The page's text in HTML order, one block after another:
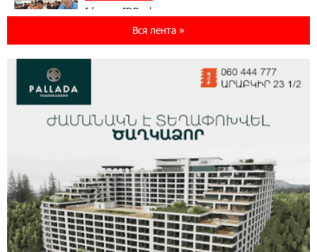
Idram и IDBank - рядом со стартапами на
Seaside Startup Summit
В мобильном приложении Юнибанка теперь
imID
«Бесплатные бонусы в играх»: IDBank
предупреждает о кибератаках на школьников
11:21:15 31-07-2026
ЕАЭС со временем будет расширяться. Когда-
нибудь это поймёт и рядовой армянин, но
Вся лента »